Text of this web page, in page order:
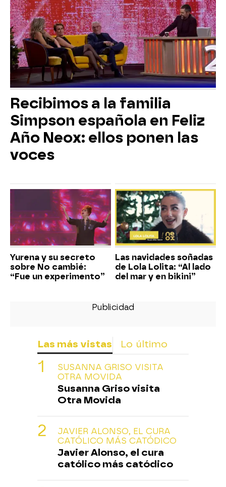
Recibimos a la familia
Simpson española en Feliz
Año Neox: ellos ponen las
voces
Yurena y su secreto
sobre No cambié:
“Fue un experimento”
Las navidades soñadas
de Lola Lolita: “Al lado
del mar y en bikini”
Las más vistas Lo último
SUSANNA GRISO VISITA
OTRA MOVIDA
Susanna Griso visita
Otra Movida
JAVIER ALONSO, EL CURA
CATÓLICO MÁS CATÓDICO
Javier Alonso, el cura
católico más catódico